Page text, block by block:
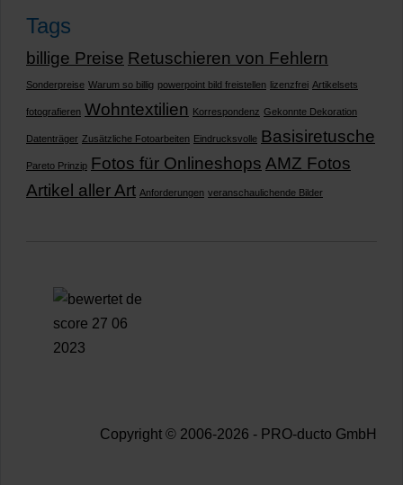
Tags
billige Preise Retuschieren von Fehlern
Sonderpreise Warum so billig powerpoint bild freistellen lizenzfrei Artikelsets
fotografieren Wohntextilien Korrespondenz Gekonnte Dekoration
Datenträger Zusätzliche Fotoarbeiten Eindrucksvolle Basisiretusche
Pareto Prinzip Fotos für Onlineshops AMZ Fotos
Artikel aller Art Anforderungen veranschaulichende Bilder
Copyright © 2006-2026 - PRO-ducto GmbH